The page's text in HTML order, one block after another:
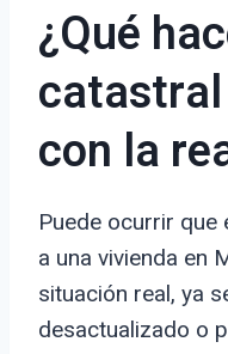
¿Qué
con la
Puede ocurrir que
a una vivienda en
situación real, ya
desactualizado o